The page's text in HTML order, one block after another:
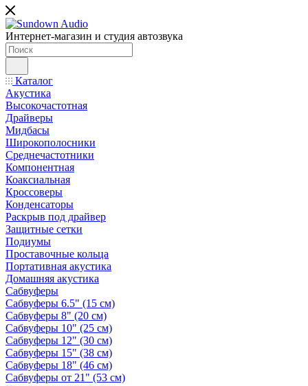
Интернет-магазин и студия автозвука
Каталог
Акустика
Высокочастотная
Драйверы
Мидбасы
Широкополосники
Среднечастотники
Компонентная
Коаксиальная
Кроссоверы
Конденсаторы
Раскрыв под драйвер
Защитные сетки
Подиумы
Проставочные кольца
Портативная акустика
Домашняя акустика
Сабвуферы
Сабвуферы 6.5" (15 см)
Сабвуферы 8" (20 см)
Сабвуферы 10" (25 см)
Сабвуферы 12" (30 см)
Сабвуферы 15" (38 см)
Сабвуферы 18" (46 см)
Сабвуферы от 21" (53 см)